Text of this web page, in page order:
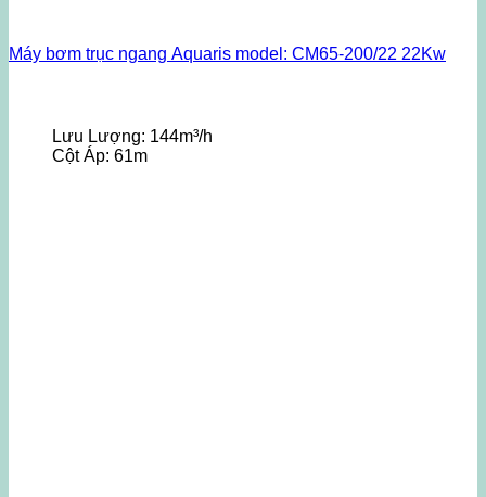
Máy bơm trục ngang Aquaris model: CM65-200/22 22Kw
Lưu Lượng: 144m³/h
Cột Áp: 61m